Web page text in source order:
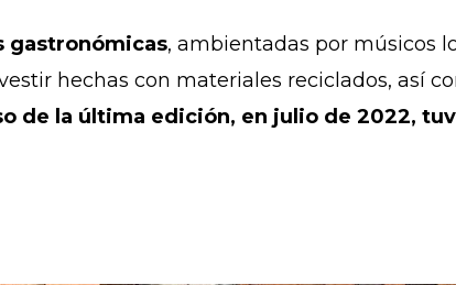
gastronómicas, ambientadas por músicos
hechas con materiales reciclados, así
de la última edición, en julio de 2022,